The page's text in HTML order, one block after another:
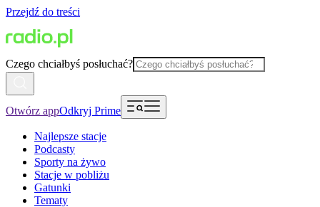
Przejdź do treści
Czego chciałbyś posłuchać?
Otwórz appOdkryj Prime
Najlepsze stacje
Podcasty
Sporty na żywo
Stacje w pobliżu
Gatunki
Tematy